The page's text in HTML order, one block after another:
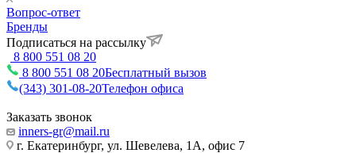
Вопрос-ответ
Бренды
Подписаться на рассылку
8 800 551 08 20
8 800 551 08 20Бесплатный вызов
(343) 301-08-20Телефон офиса
Заказать звонок
inners-gr@mail.ru
г. Екатеринбург, ул. Шевелева, 1А, офис 7